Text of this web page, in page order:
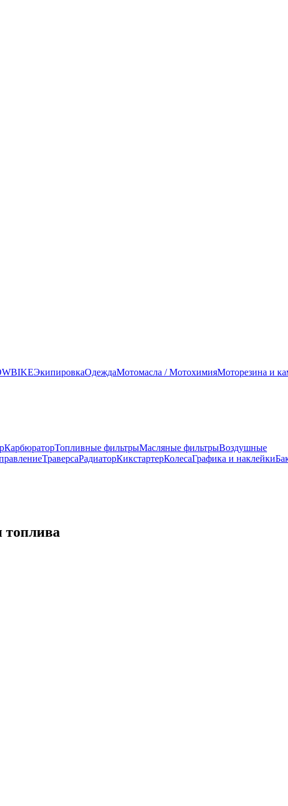
ЭкипировкаОдеждаМотомасла / МотохимияМоторезина и
КарбюраторТопливные фильтрыМасляные фильтрыВоздушные
ТраверсаРадиаторКикстартерКолесаГрафика и наклейки
топлива